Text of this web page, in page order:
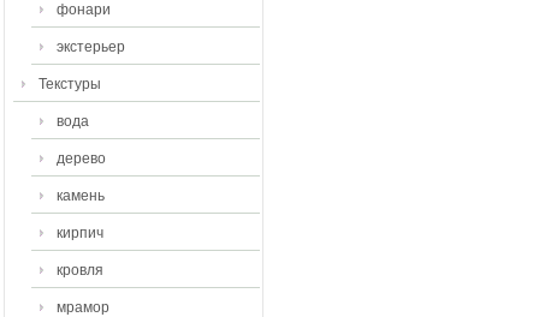
фонари
экстерьер
Текстуры
вода
дерево
камень
кирпич
кровля
мрамор